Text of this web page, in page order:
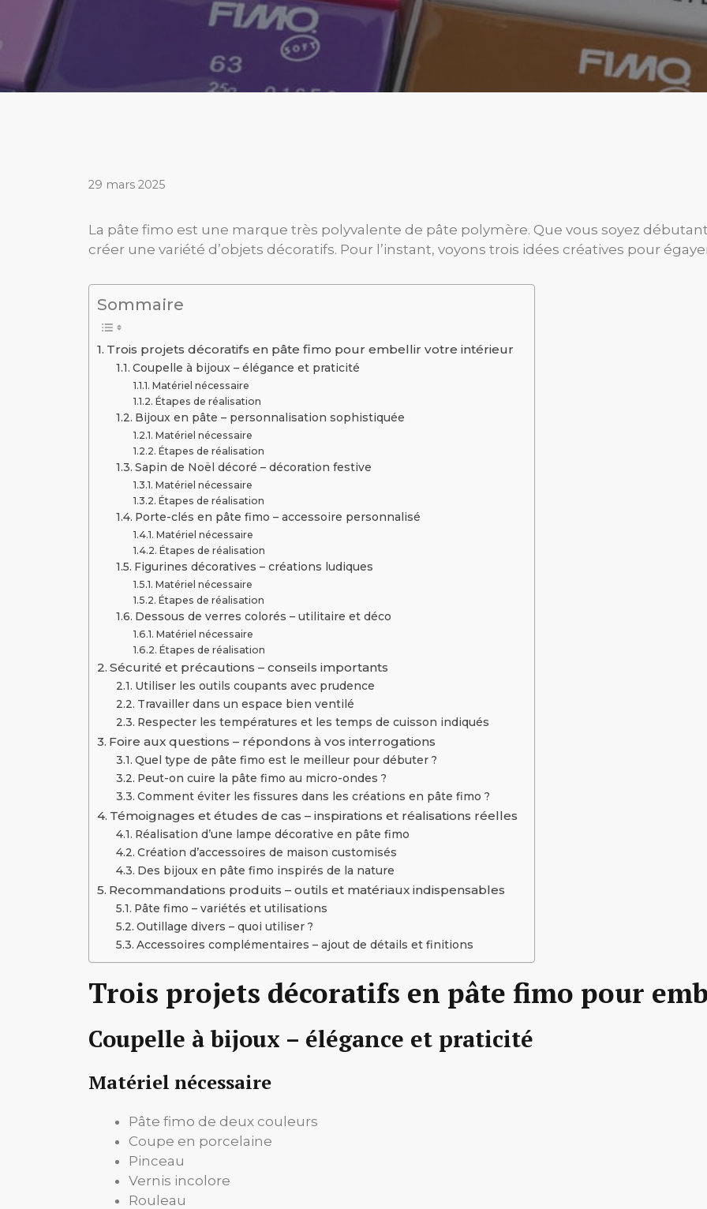
29 mars 2025
La pâte fimo est une marque très polyvalente de pâte polymère. Que vous soyez
créer une variété d’objets décoratifs. Pour l’instant, voyons trois idées créatives pour
Sommaire
Trois projets décoratifs en pâte fimo pour embellir votre intérieur
Coupelle à bijoux – élégance et praticité
Matériel nécessaire
Étapes de réalisation
Bijoux en pâte – personnalisation sophistiquée
Matériel nécessaire
Étapes de réalisation
Sapin de Noël décoré – décoration festive
Matériel nécessaire
Étapes de réalisation
Porte-clés en pâte fimo – accessoire personnalisé
Matériel nécessaire
Étapes de réalisation
Figurines décoratives – créations ludiques
Matériel nécessaire
Étapes de réalisation
Dessous de verres colorés – utilitaire et déco
Matériel nécessaire
Étapes de réalisation
Sécurité et précautions – conseils importants
Utiliser les outils coupants avec prudence
Travailler dans un espace bien ventilé
Respecter les températures et les temps de cuisson indiqués
Foire aux questions – répondons à vos interrogations
Quel type de pâte fimo est le meilleur pour débuter ?
Peut-on cuire la pâte fimo au micro-ondes ?
Comment éviter les fissures dans les créations en pâte fimo ?
Témoignages et études de cas – inspirations et réalisations réelles
Réalisation d’une lampe décorative en pâte fimo
Création d’accessoires de maison customisés
Des bijoux en pâte fimo inspirés de la nature
Recommandations produits – outils et matériaux indispensables
Pâte fimo – variétés et utilisations
Outillage divers – quoi utiliser ?
Accessoires complémentaires – ajout de détails et finitions
Trois projets décoratifs en pâte fimo pour
Coupelle à bijoux – élégance et praticité
Matériel nécessaire
Pâte fimo de deux couleurs
Coupe en porcelaine
Pinceau
Vernis incolore
Rouleau